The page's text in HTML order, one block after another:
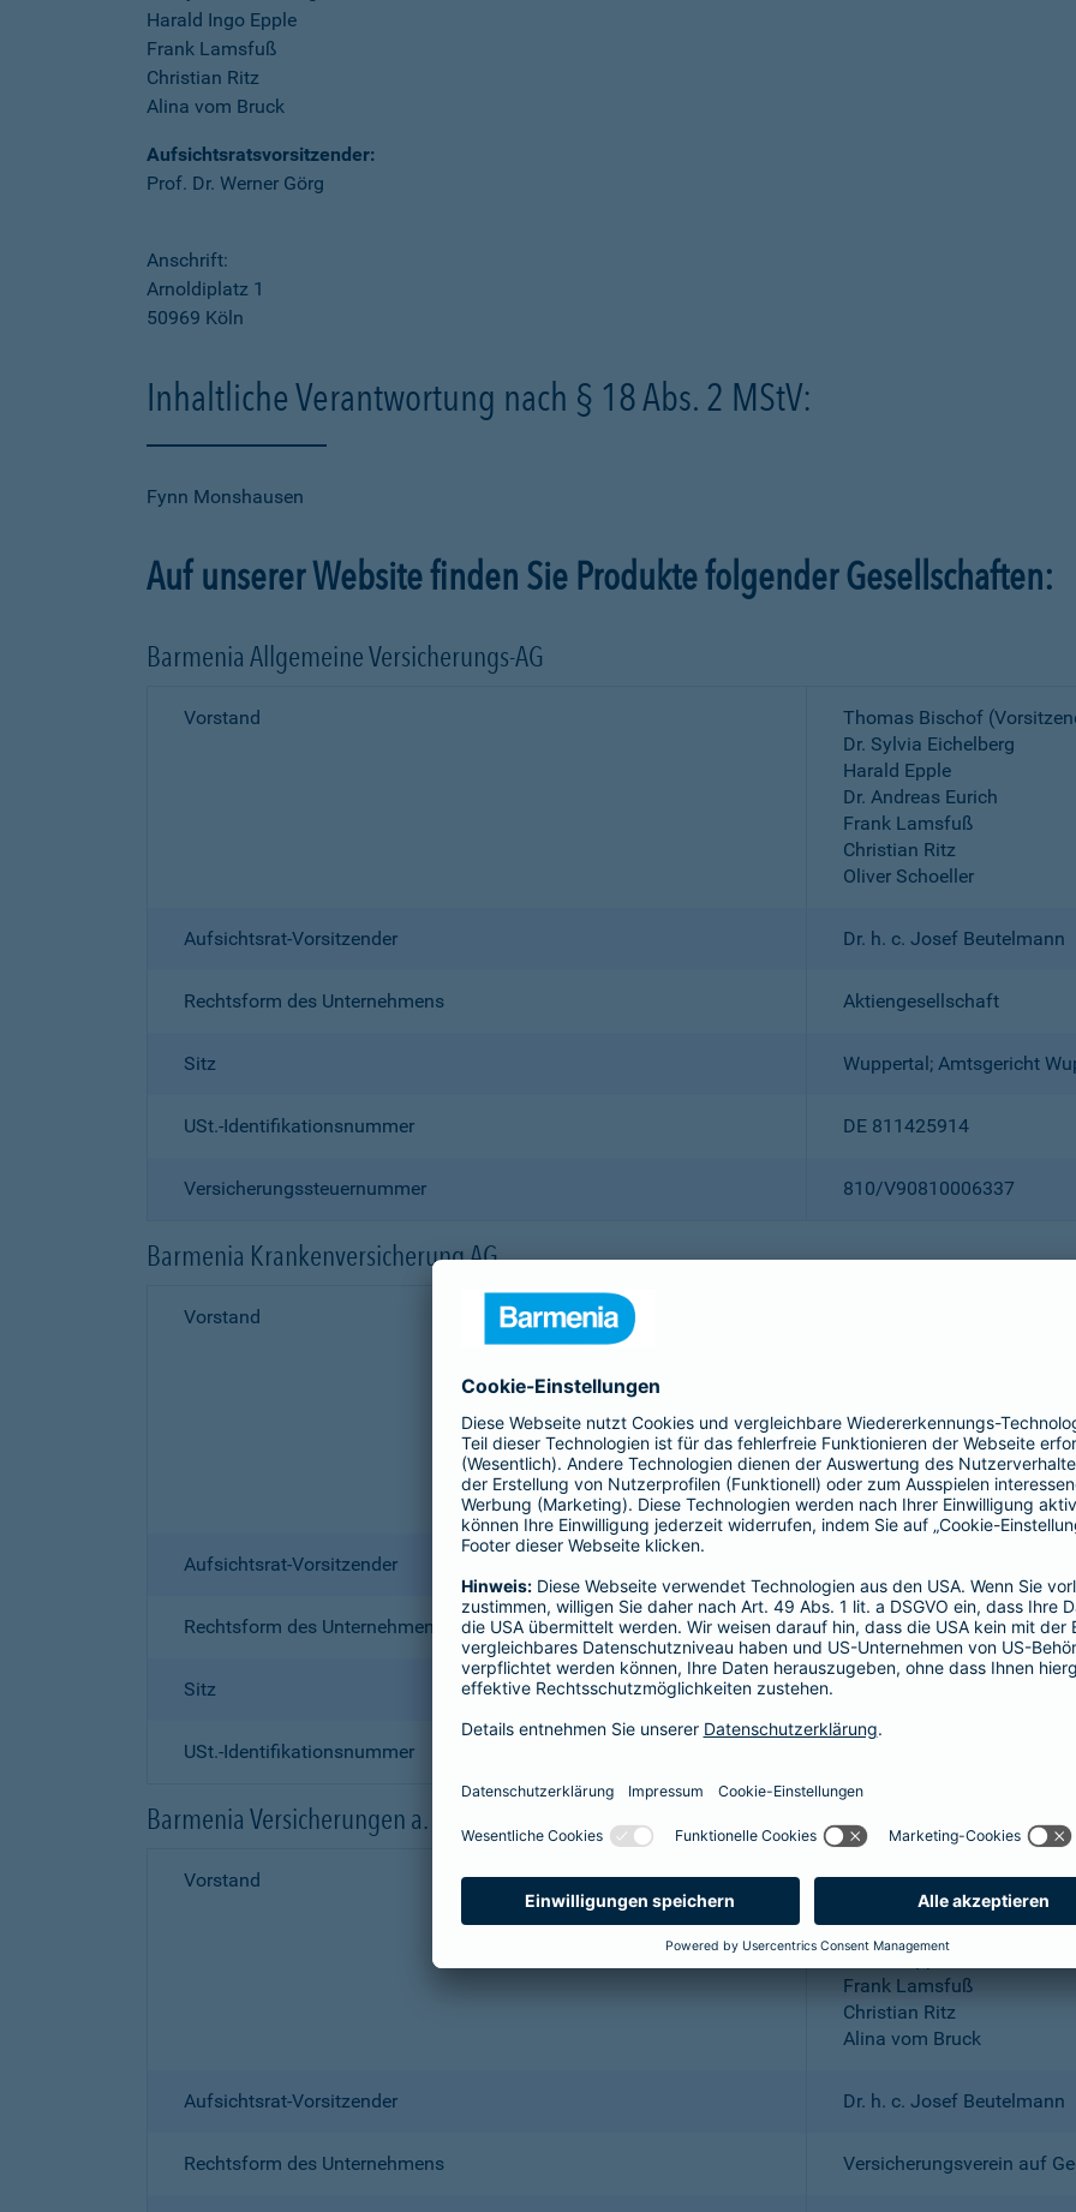
Harald Ingo Epple
Frank Lamsfuß
Christian Ritz
Alina vom Bruck
Aufsichtsratsvorsitzender:
Prof. Dr. Werner Görg
Anschrift:
Arnoldiplatz 1
50969 Köln
Inhaltliche Verantwortung nach § 18 Abs. 2 MStV:
Fynn Monshausen
Auf unserer Website finden Sie Produkte folgender Gesellschaften:
Barmenia Allgemeine Versicherungs-AG
Vorstand
Thomas Bischof
Dr. Sylvia Eichelberg
Harald Epple
Dr. Andreas Eurich
Frank Lamsfuß
Christian Ritz
Oliver Schoeller
Aufsichtsrat-Vorsitzender Dr. h. c. Josef Beutelmann
Rechtsform des Unternehmens Aktiengesellschaft
Sitz Wuppertal; Amtsgericht
USt.-Identifikationsnummer DE 811425914
Versicherungssteuernummer 810/V90810006337
Barmenia Krankenversicherung AG
Vorstand
Dr. Andreas Eurich
Frank Lamsfuß
Oliver Schoeller
Alina vom Bruck
Aufsichtsrat-Vorsitzender
Rechtsform des Unternehmens Aktiengesellschaft
Sitz
USt.-Identifikationsnummer
Barmenia Versicherungen a. G.
Vorstand
Dr. Andreas Eurich, Oliver
Thomas Bischof
Dr. Sylvia Eichelberg
Harald Epple
Frank Lamsfuß
Christian Ritz
Alina vom Bruck
Aufsichtsrat-Vorsitzender Dr. h. c. Josef Beutelmann
Rechtsform des Unternehmens Versicherungsverein auf